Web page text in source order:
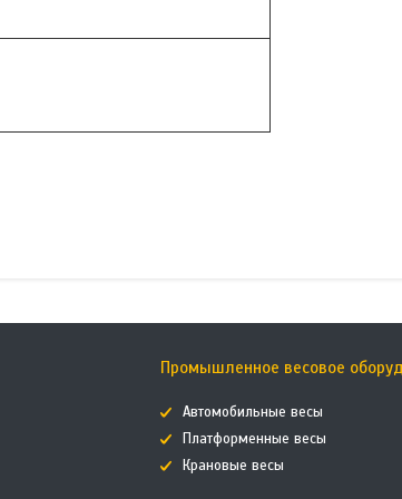
Промышленное весовое
Автомобильные весы
Платформенные весы
Крановые весы